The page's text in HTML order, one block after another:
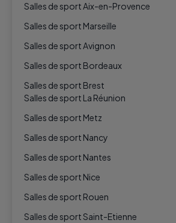
Salles de sport Aix-en-Provence
Salles de sport Marseille
Salles de sport Avignon
Salles de sport Bordeaux
Salles de sport Brest
Salles de sport La Réunion
Salles de sport Metz
Salles de sport Nancy
Salles de sport Nantes
Salles de sport Nice
Salles de sport Rouen
Salles de sport Saint-Etienne